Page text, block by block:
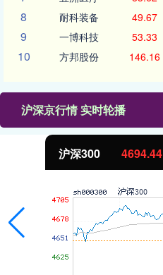
8 耐科装备 49.67
9 一博科技 53.33
10 方邦股份 146.16
沪深京行情 实时轮播
沪深300 4694.44